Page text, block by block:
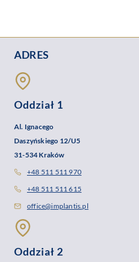
ADRES
Oddział 1
Al. Ignacego
Daszyńskiego 12/U5
31-534 Kraków
+48 511 511 970
+48 511 511 615
office@implantis.pl
Oddział 2